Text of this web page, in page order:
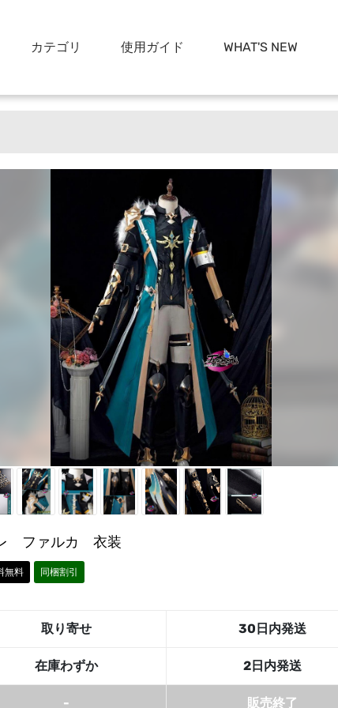
カテゴリ 使用ガイド WHAT'S NEW
ファルカ 衣装
無料 同梱割引
取り寄せ 30日内発送
在庫わずか 2日内発送
- 販売終了